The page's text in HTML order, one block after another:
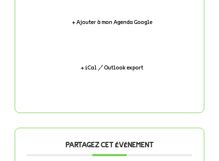
+ Ajouter à mon Agenda Google
+ iCal / Outlook export
PARTAGEZ CET ÉVÉNEMENT